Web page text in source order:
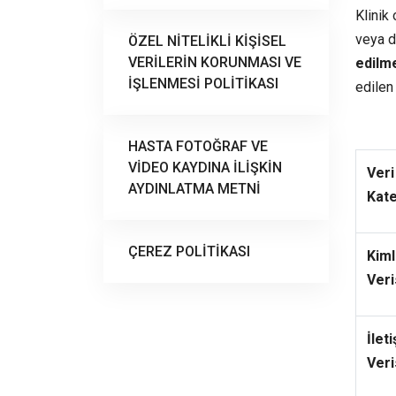
ÖZEL NİTELİKLİ KİŞİSEL
VERİLERİN KORUNMASI VE
İŞLENMESİ POLİTİKASI
HASTA FOTOĞRAF VE
VİDEO KAYDINA İLİŞKİN
AYDINLATMA METNİ
ÇEREZ POLİTİKASI
Klinik
veya
edilen
Veri